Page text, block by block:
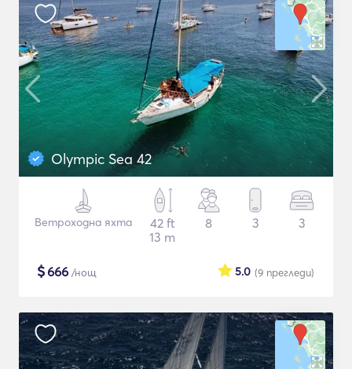
Olympic Sea 42
Ветроходна яхта
42 ft
13 m
8 3 3
$666 /нощ (9 прегледи)
5.0